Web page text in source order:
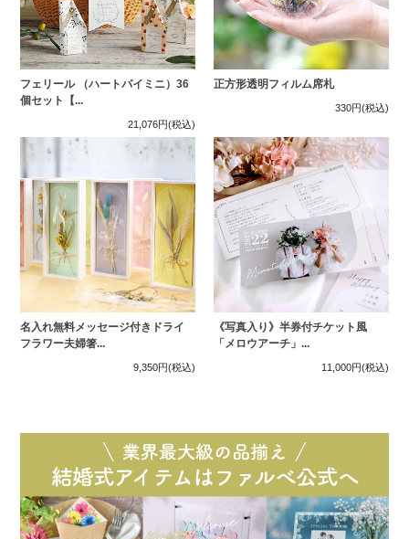
フェリール （ハートパイミニ）36
個セット【...
21,076円(税込)
正方形透明フィルム席札
330円(税込)
名入れ無料メッセージ付きドライ
フラワー夫婦箸...
9,350円(税込)
《写真入り》半券付チケット風
「メロウアーチ」...
11,000円(税込)